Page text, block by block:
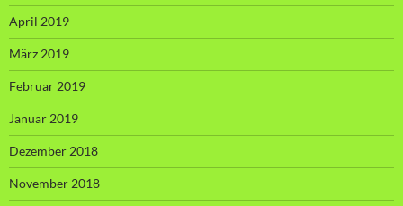
April 2019
März 2019
Februar 2019
Januar 2019
Dezember 2018
November 2018